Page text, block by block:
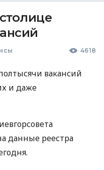
4618
вакансий
и даже
данные реестра